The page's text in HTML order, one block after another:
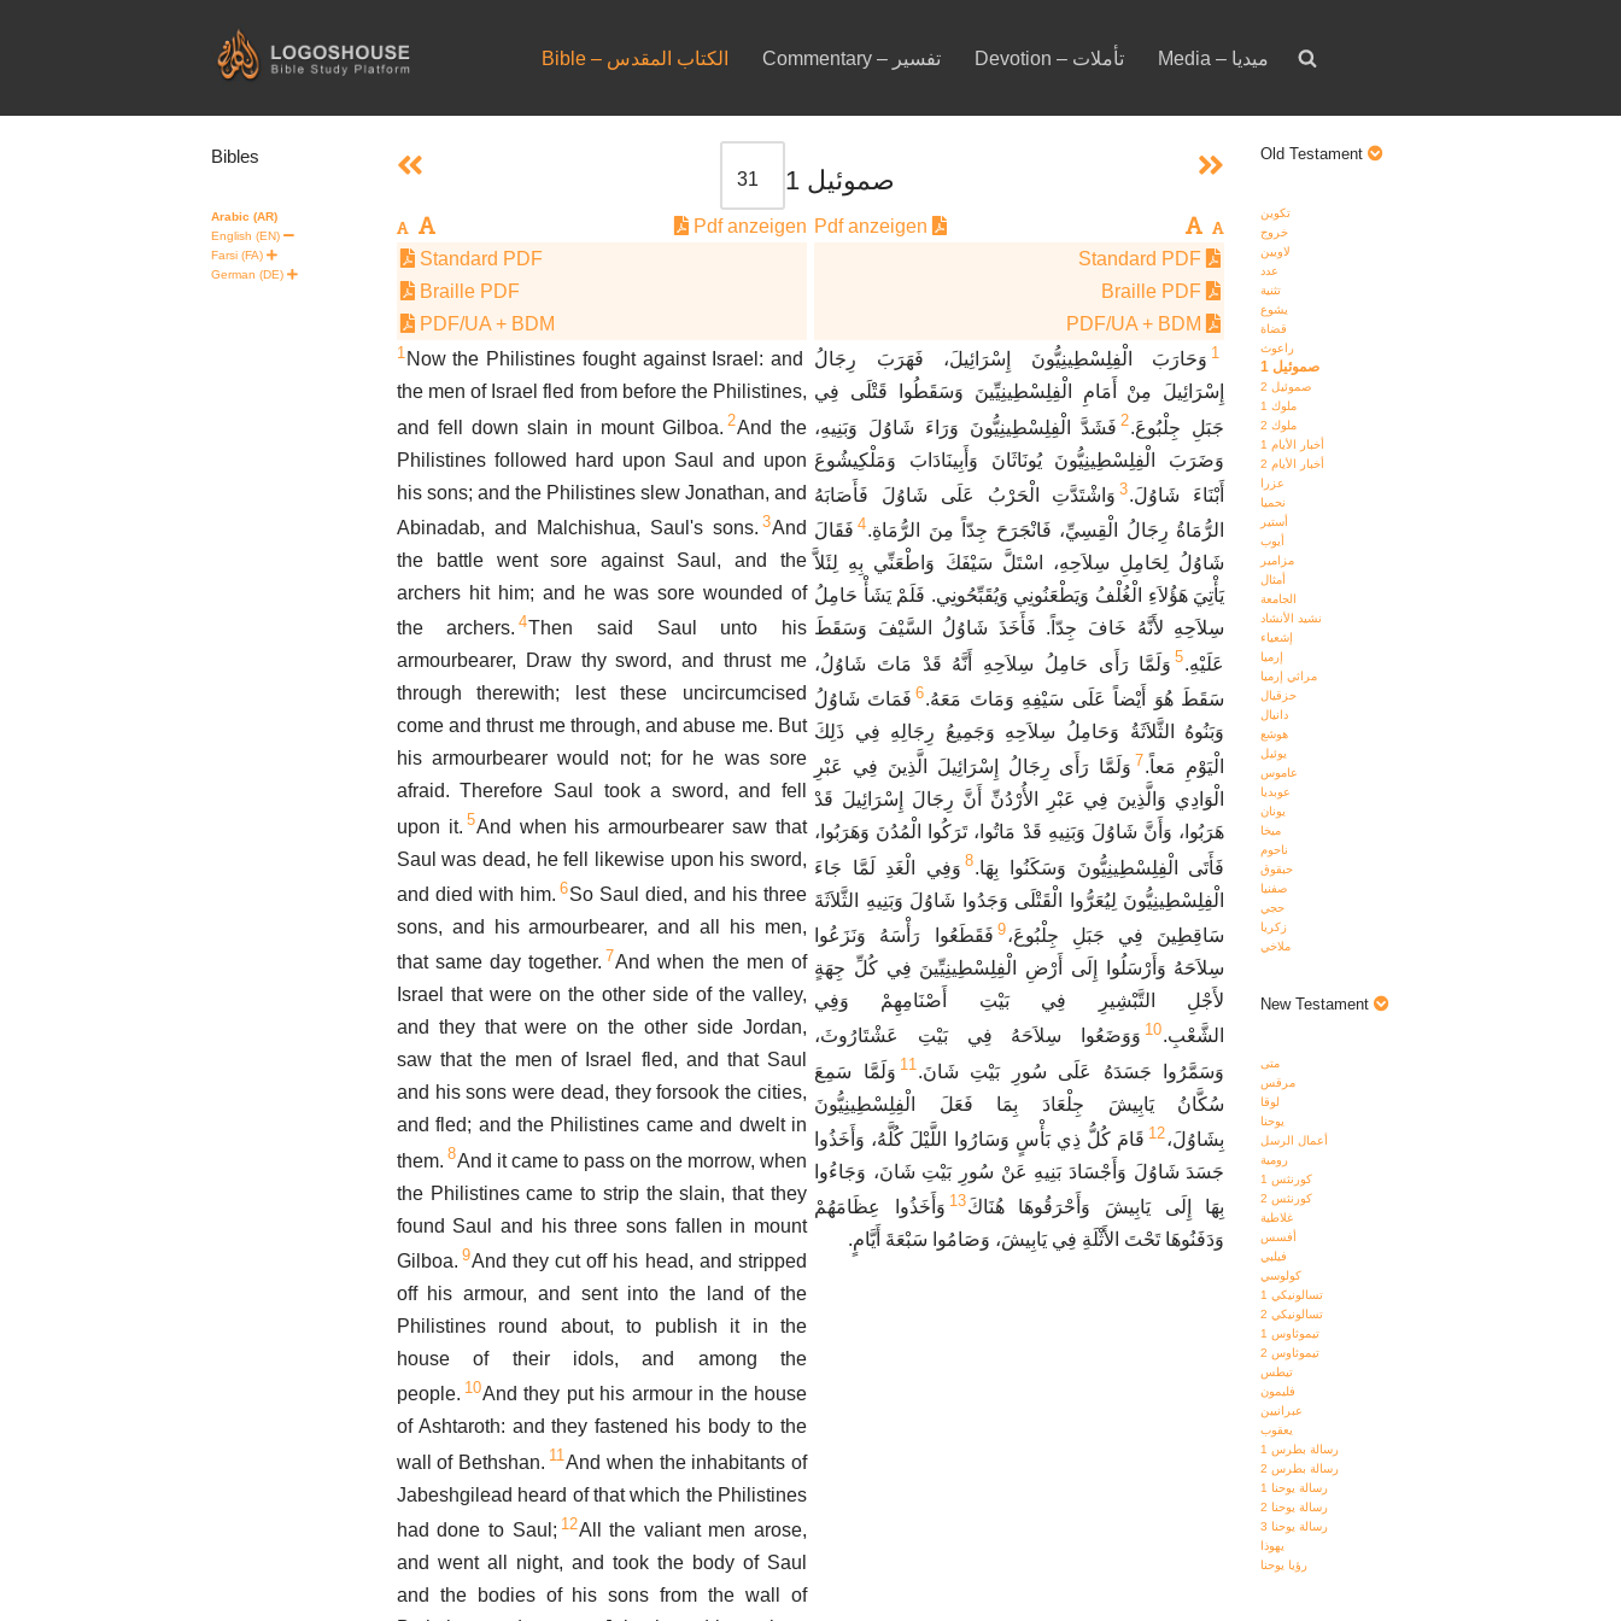
Bible – الكتاب المقدس Commentary – تفسير Devotion – تأملات Media – ميديا
Bibles
Arabic (AR)
English (EN)
Farsi (FA)
German (DE)
صموئيل 1
1 وَحَارَبَ الْفِلِسْطِينِيُّونَ إِسْرَائِيلَ، فَهَرَبَ رِجَالُ
إِسْرَائِيلَ مِنْ أَمَامِ الْفِلِسْطِينِيِّينَ وَسَقَطُوا قَتْلَى فِي
جَبَلِ جِلْبُوعَ.2 فَشَدَّ الْفِلِسْطِينِيُّونَ وَرَاءَ شَاوُلَ وَبَنِيهِ،
وَضَرَبَ الْفِلِسْطِينِيُّونَ يُونَاثَانَ وَأَبِينَادَابَ وَمَلْكِيشُوعَ
أَبْنَاءَ شَاوُلَ.3 وَاشْتَدَّتِ الْحَرْبُ عَلَى شَاوُلَ فَأَصَابَهُ
الرُّمَاةُ رِجَالُ الْقِسِيِّ، فَانْجَرَحَ جِدّاً مِنَ الرُّمَاةِ.4 فَقَالَ
شَاوُلُ لِحَامِلِ سِلاَحِهِ، اسْتَلَّ سَيْفَكَ وَاطْعَنِّي بِهِ لِئَلاَّ
يَأْتِيَ هَؤُلاَءِ الْغُلْفُ وَيَطْعَنُونِي وَيُقَبِّحُونِي. فَلَمْ يَشَأْ حَامِلُ
سِلاَحِهِ لأَنَّهُ خَافَ جِدّاً. فَأَخَذَ شَاوُلُ السَّيْفَ وَسَقَطَ
عَلَيْهِ.5 وَلَمَّا رَأَى حَامِلُ سِلاَحِهِ أَنَّهُ قَدْ مَاتَ شَاوُلُ،
سَقَطَ هُوَ أَيْضاً عَلَى سَيْفِهِ وَمَاتَ مَعَهُ.6 فَمَاتَ شَاوُلُ
وَبَنُوهُ الثَّلاَثَةُ وَحَامِلُ سِلاَحِهِ وَجَمِيعُ رِجَالِهِ فِي ذَلِكَ
الْيَوْمِ مَعاً.7 وَلَمَّا رَأَى رِجَالُ إِسْرَائِيلَ الَّذِينَ فِي عَبْرِ
الْوَادِي وَالَّذِينَ فِي عَبْرِ الأُرْدُنِّ أَنَّ رِجَالَ إِسْرَائِيلَ قَدْ
هَرَبُوا، وَأَنَّ شَاوُلَ وَبَنِيهِ قَدْ مَاتُوا، تَرَكُوا الْمُدُنَ وَهَرَبُوا،
فَأَتَى الْفِلِسْطِينِيُّونَ وَسَكَنُوا بِهَا.8 وَفِي الْغَدِ لَمَّا جَاءَ
الْفِلِسْطِينِيُّونَ لِيُعَرُّوا الْقَتْلَى وَجَدُوا شَاوُلَ وَبَنِيهِ الثَّلاَثَةَ
سَاقِطِينَ فِي جَبَلِ جِلْبُوعَ،9 فَقَطَعُوا رَأْسَهُ وَنَزَعُوا
سِلاَحَهُ وَأَرْسَلُوا إِلَى أَرْضِ الْفِلِسْطِينِيِّينَ فِي كُلِّ جِهَةٍ
لأَجْلِ التَّبْشِيرِ فِي بَيْتِ أَصْنَامِهِمْ وَفِي
الشَّعْبِ.10 وَوَضَعُوا سِلاَحَهُ فِي بَيْتِ عَشْتَارُوثَ،
وَسَمَّرُوا جَسَدَهُ عَلَى سُورِ بَيْتِ شَانَ.11 وَلَمَّا سَمِعَ
سُكَّانُ يَابِيشَ جِلْعَادَ بِمَا فَعَلَ الْفِلِسْطِينِيُّونَ
بِشَاوُلَ،12 قَامَ كُلُّ ذِي بَأْسٍ وَسَارُوا اللَّيْلَ كُلَّهُ، وَأَخَذُوا
جَسَدَ شَاوُلَ وَأَجْسَادَ بَنِيهِ عَنْ سُورِ بَيْتِ شَانَ، وَجَاءُوا
بِهَا إِلَى يَابِيشَ وَأَحْرَقُوهَا هُنَاكَ13 وَأَخَذُوا عِظَامَهُمْ
وَدَفَنُوهَا تَحْتَ الأَثْلَةِ فِي يَابِيشَ، وَصَامُوا سَبْعَةَ أَيَّامٍ.
Pdf anzeigen
Standard PDF
Braille PDF
PDF/UA + BDM
1 Now the Philistines fought against Israel: and
the men of Israel fled from before the Philistines,
and fell down slain in mount Gilboa. 2And the
Philistines followed hard upon Saul and upon
his sons; and the Philistines slew Jonathan, and
Abinadab, and Malchishua, Saul's sons. 3And
the battle went sore against Saul, and the
archers hit him; and he was sore wounded of
the archers. 4Then said Saul unto his
armourbearer, Draw thy sword, and thrust me
through therewith; lest these uncircumcised
come and thrust me through, and abuse me. But
his armourbearer would not; for he was sore
afraid. Therefore Saul took a sword, and fell
upon it. 5And when his armourbearer saw that
Saul was dead, he fell likewise upon his sword,
and died with him. 6So Saul died, and his three
sons, and his armourbearer, and all his men,
that same day together. 7And when the men of
Israel that were on the other side of the valley,
and they that were on the other side Jordan,
saw that the men of Israel fled, and that Saul
and his sons were dead, they forsook the cities,
and fled; and the Philistines came and dwelt in
them. 8And it came to pass on the morrow, when
the Philistines came to strip the slain, that they
found Saul and his three sons fallen in mount
Gilboa. 9And they cut off his head, and stripped
off his armour, and sent into the land of the
Philistines round about, to publish it in the
house of their idols, and among the
people. 10And they put his armour in the house
of Ashtaroth: and they fastened his body to the
wall of Bethshan. 11And when the inhabitants of
Jabeshgilead heard of that which the Philistines
had done to Saul; 12All the valiant men arose,
and went all night, and took the body of Saul
and the bodies of his sons from the wall of
Old Testament
تكوين
خروج
لاويين
عدد
تثنية
يشوع
قضاة
راعوث
صموئيل 1
صموئيل 2
ملوك 1
ملوك 2
أخبار الأيام 1
أخبار الأيام 2
عزرا
نحميا
أستير
أيوب
مزامير
أمثال
الجامعة
نشيد الأنشاد
إشعياء
إرميا
مراثي إرميا
حزقيال
دانيال
هوشع
يوئيل
عاموس
عوبديا
يونان
ميخا
ناحوم
حبقوق
صفنيا
حجي
زكريا
ملاخي
New Testament
متى
مرقس
لوقا
يوحنا
أعمال الرسل
رومية
كورنثس 1
كورنثس 2
غلاطية
أفسس
فيلبي
كولوسي
تسالونيكي 1
تسالونيكي 2
تيموثاوس 1
تيموثاوس 2
تيطس
فليمون
عبرانيين
يعقوب
رسالة بطرس 1
رسالة بطرس 2
رسالة يوحنا 1
رسالة يوحنا 2
رسالة يوحنا 3
يهوذا
رؤيا يوحنا